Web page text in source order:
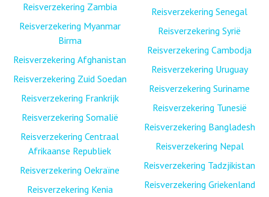
Reisverzekering Zambia
Reisverzekering Myanmar
Birma
Reisverzekering Afghanistan
Reisverzekering Zuid Soedan
Reisverzekering Frankrijk
Reisverzekering Somalië
Reisverzekering Centraal
Afrikaanse Republiek
Reisverzekering Oekraïne
Reisverzekering Kenia
Reisverzekering Senegal
Reisverzekering Syrië
Reisverzekering Cambodja
Reisverzekering Uruguay
Reisverzekering Suriname
Reisverzekering Tunesië
Reisverzekering Bangladesh
Reisverzekering Nepal
Reisverzekering Tadzjikistan
Reisverzekering Griekenland